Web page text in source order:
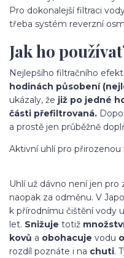
Pro dokonalejší filtraci
třeba systém reverzní
Jak ho
Nejlepšího filtračního
hodinách působení
ukázaly, že již po jedné
části přefiltrovaná.
a prostě jen průběžně
Aktivní uhlí pro přirozenou
Uhlí už dávno není jen pro
naopak za odměnu. V
k přírodnímu čištění vody
let. Snižuje totiž
kovů a obohacuje vodu
rozdíl poznáte i na chuti.